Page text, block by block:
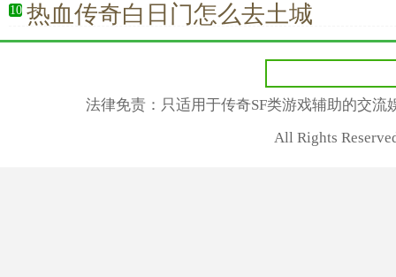
10 热血传奇白日门怎么去土城
法律免责：只适用于传奇SF类游戏辅助的交
All Rights